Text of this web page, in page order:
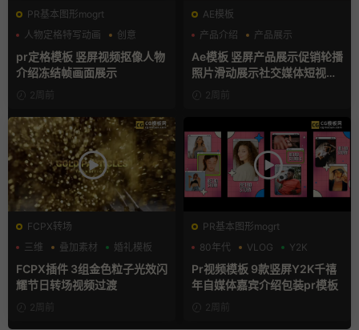
PR基本图形mogrt
人物定格特写动画
创意
动态海报
pr定格模板 竖屏视频抠像人物
介绍冻结帧画面展示
2周前
AE模板
产品介绍
产品展示
卡通模板
Ae模板 竖屏产品展示促销轮播
照片滑动展示社交媒体短视频
片头2周前
FCPX转场
三维
叠加素材 婚礼模板
FCPX插件 3组金色粒子光效闪
耀节日转场视频过渡
2周前
PR基本图形mogrt
80年代
VLOG Y2K
Pr视频模板 9款竖屏Y2K千禧
年自媒体嘉宾介绍包装pr模板
2周前